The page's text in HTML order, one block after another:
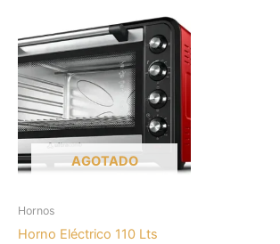
AGOTADO
Hornos
Horno Eléctrico 110 Lts